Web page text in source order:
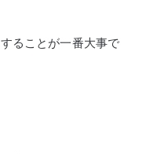
ることが一番大事で